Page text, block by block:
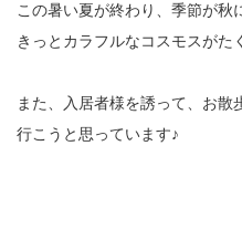
この暑い夏が終わり、季節が秋
きっとカラフルなコスモスがた
また、入居者様を誘って、お散
行こうと思っています♪